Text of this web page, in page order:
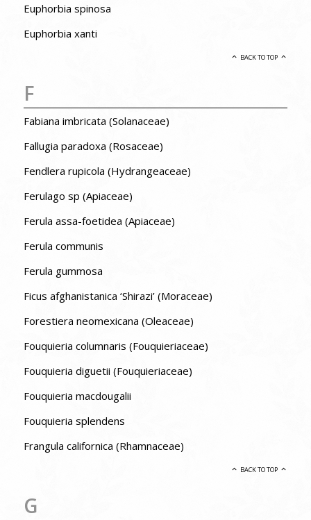
Euphorbia spinosa
Euphorbia xanti
BACK TO TOP
F
Fabiana imbricata (Solanaceae)
Fallugia paradoxa (Rosaceae)
Fendlera rupicola (Hydrangeaceae)
Ferulago sp (Apiaceae)
Ferula assa-foetidea (Apiaceae)
Ferula communis
Ferula gummosa
Ficus afghanistanica ‘Shirazi’ (Moraceae)
Forestiera neomexicana (Oleaceae)
Fouquieria columnaris (Fouquieriaceae)
Fouquieria diguetii (Fouquieriaceae)
Fouquieria macdougalii
Fouquieria splendens
Frangula californica (Rhamnaceae)
BACK TO TOP
G